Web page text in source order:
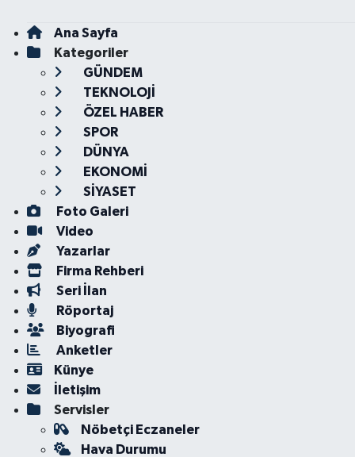
Ana Sayfa
Kategoriler
GÜNDEM
TEKNOLOJİ
ÖZEL HABER
SPOR
DÜNYA
EKONOMİ
SİYASET
Foto Galeri
Video
Yazarlar
Firma Rehberi
Seri İlan
Röportaj
Biyografi
Anketler
Künye
İletişim
Servisler
Nöbetçi Eczaneler
Hava Durumu